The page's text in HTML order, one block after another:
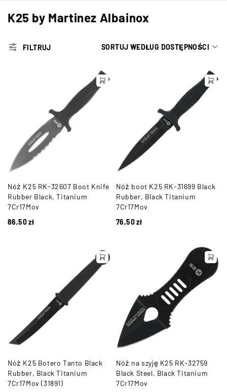
K25 by Martinez Albainox
FILTRUJ SORTUJ WEDŁUG DOSTĘPNOŚCI
Nóż K25 RK-32607 Boot Knife
Rubber Black, Titanium
7Cr17Mov
86,50zł
Nóż boot K25 RK-31699 Black
Rubber, Black Titanium
7Cr17Mov
76,50zł
Nóż K25 Botero Tanto Black
Rubber, Black Titanium
7Cr17Mov (31891)
Nóż na szyję K25 RK-32759
Black Steel, Black Titanium
7Cr17Mov